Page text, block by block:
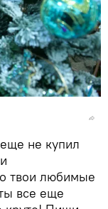
не купил
твои любимые
все еще